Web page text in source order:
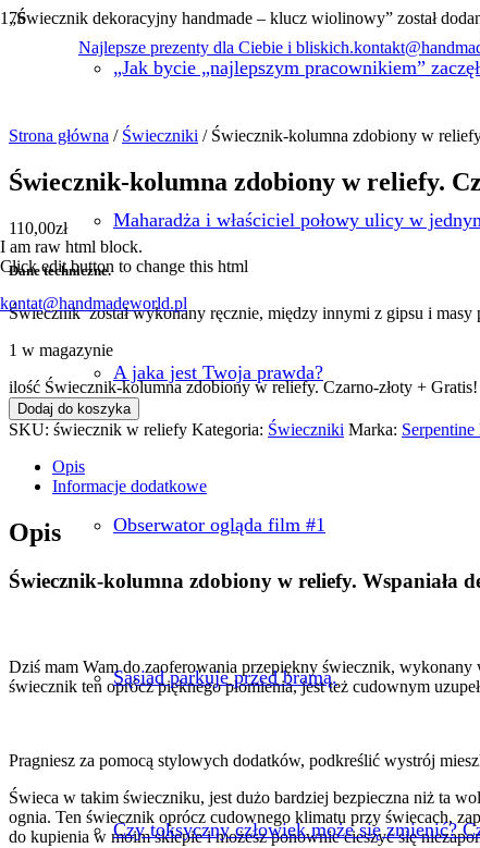
Najlepsze prezenty dla Ciebie i bliskich.
„Jak bycie „najlepszym pracownikiem”
Maharadża i właściciel połowy ulicy w
A jaka jest Twoja prawda?
Obserwator ogląda film #1
Sąsiad parkuje przed bramą.
Czy toksyczny człowiek może się zmienić?
I am raw html block.
Click edit button to change this html
kontat@handmadeworld.pl
„Świecznik dekoracyjny handmade – klucz wiolinowy” został
Strona główna / Świeczniki / Świecznik-kolumna zdobiony w
Świecznik-kolumna zdobiony w reliefy.
110,00zł
Dane techniczne.
Świecznik został wykonany ręcznie, między innymi z gipsu i
1 w magazynie
ilość Świecznik-kolumna zdobiony w reliefy. Czarno-złoty + Gratis!
Dodaj do koszyka
SKU: świecznik w reliefy Kategoria: Świeczniki Marka:
Opis
Informacje dodatkowe
Opis
Świecznik-kolumna zdobiony w reliefy. Wspaniała
Dziś mam Wam do zaoferowania przepiękny świecznik, wykonany
świecznik ten oprócz pięknego płomienia, jest też cudownym
Pragniesz za pomocą stylowych dodatków, podkreślić wystrój
Świeca w takim świeczniku, jest dużo bardziej bezpieczna niż ta
ognia. Ten świecznik oprócz cudownego klimatu przy świecach,
do kupienia w moim sklepie i możesz ponownie cieszyć się